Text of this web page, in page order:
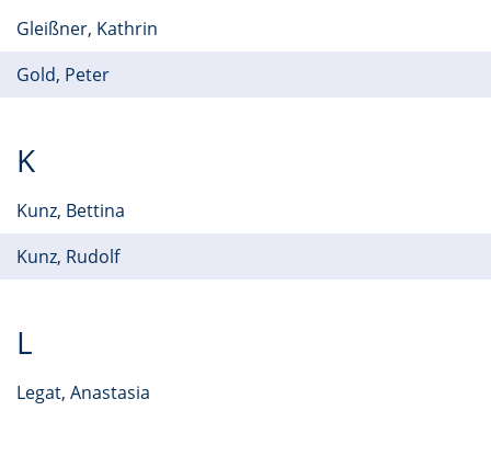
Gleißner, Kathrin
Gold, Peter
K
Kunz, Bettina
Kunz, Rudolf
L
Legat, Anastasia